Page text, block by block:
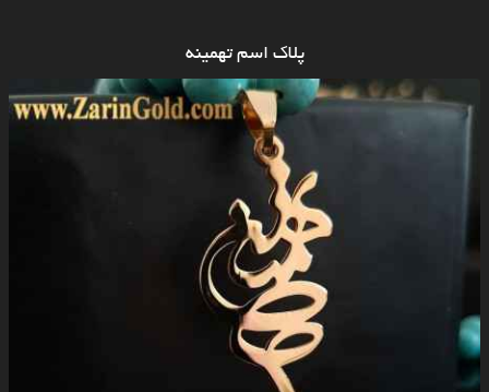
پلاک اسم تهمینه